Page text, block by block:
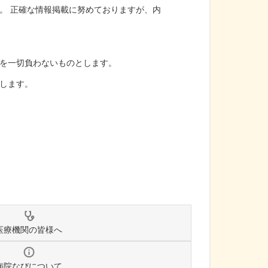
正確な情報掲載に努めておりますが、内
一切負わないものとします。
ます。
療機関の皆様へ